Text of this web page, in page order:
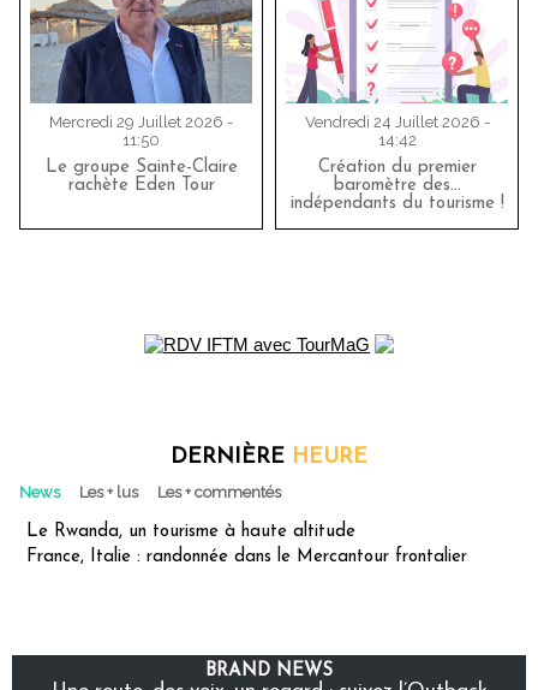
Mercredi 29 Juillet 2026 -
11:50
Le groupe Sainte-Claire
rachète Eden Tour
Vendredi 24 Juillet 2026 -
14:42
Création du premier
baromètre des…
indépendants du tourisme !
DERNIÈRE HEURE
News Les + lus Les + commentés
Le Rwanda, un tourisme à haute altitude
France, Italie : randonnée dans le Mercantour frontalier
BRAND NEWS